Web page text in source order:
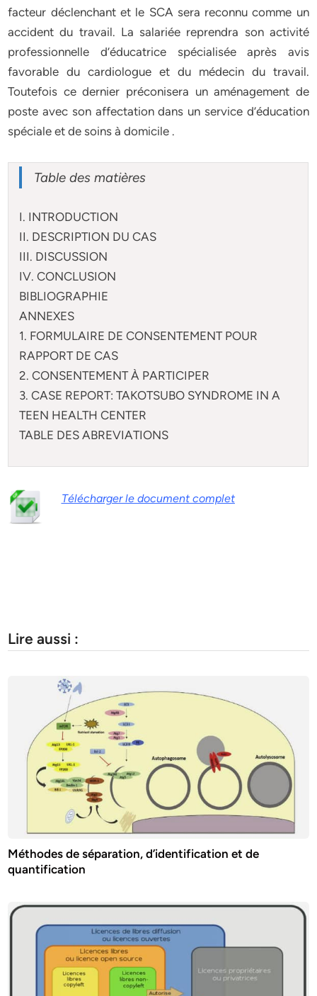
facteur déclenchant et le SCA sera reconnu comme un
accident du travail. La salariée reprendra son activité
professionnelle d’éducatrice spécialisée après avis
favorable du cardiologue et du médecin du travail.
Toutefois ce dernier préconisera un aménagement de
poste avec son affectation dans un service d’éducation
spéciale et de soins à domicile .
Table des matières
I. INTRODUCTION
II. DESCRIPTION DU CAS
III. DISCUSSION
IV. CONCLUSION
BIBLIOGRAPHIE
ANNEXES
1. FORMULAIRE DE CONSENTEMENT POUR
RAPPORT DE CAS
2. CONSENTEMENT À PARTICIPER
3. CASE REPORT: TAKOTSUBO SYNDROME IN A
TEEN HEALTH CENTER
TABLE DES ABREVIATIONS
Télécharger le document complet
Lire aussi :
Méthodes de séparation, d’identification et de
quantification